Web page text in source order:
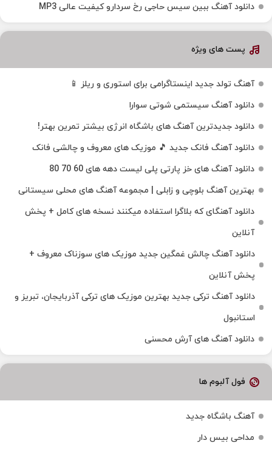
دانلود آهنگ ببین سیس حاجی رخ سردارو کیفیت عالی MP3
پست های ویژه
آهنگ تولد جدید اینستاگرامی برای استوری و ریلز 📱
دانلود آهنگ سیستمی شوتی سوارا
دانلود جدیدترین آهنگ‌ های باشگاه انرژی بیشتر تمرین بهتر!
دانلود آهنگ فانک جدید 🎵 موزیک‌ های معروف و چالشی فانک
دانلود آهنگ های خز پارتی پلی لیست دهه های 60 70 80
بهترین آهنگ بلوچی و زابلی | مجموعه آهنگ‌ های محلی سیستانی
دانلود آهنگای که بلاگرا استفاده میکنند نسخه های کامل + پخش
آنلاین
دانلود آهنگ چالش غمگین جدید موزیک های سوزناک معروف +
پخش آنلاین
دانلود آهنگ ترکی جدید بهترین موزیک‌ های ترکی آذربایجان، تبریز و
استانبول
دانلود آهنگ های آرش محسنی
فول آلبوم ها
آهنگ باشگاه جدید
مداحی بیس دار